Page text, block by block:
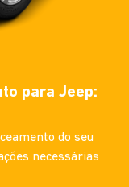
para Jeep:
do seu
necessárias